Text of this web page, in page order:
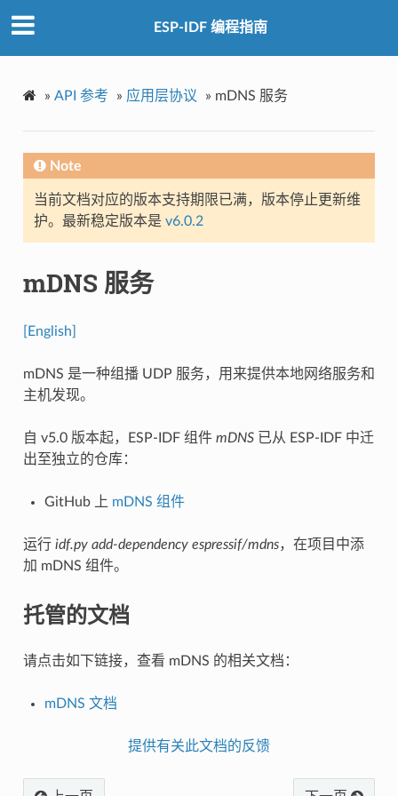
ESP-IDF 编程指南
» API 参考 » 应用层协议 » mDNS 服务
Note
当前文档对应的版本支持期限已满，版本停止更新维
护。最新稳定版本是 v6.0.2
mDNS 服务
[English]
mDNS 是一种组播 UDP 服务，用来提供本地网络服务和
主机发现。
自 v5.0 版本起，ESP-IDF 组件 mDNS已从 ESP-IDF 中迁
出至独立的仓库：
GitHub 上 mDNS 组件
运行 idf.py add-dependency espressif/mdns，在项目中添
加 mDNS 组件。
托管的文档
请点击如下链接，查看 mDNS 的相关文档：
mDNS 文档
提供有关此文档的反馈